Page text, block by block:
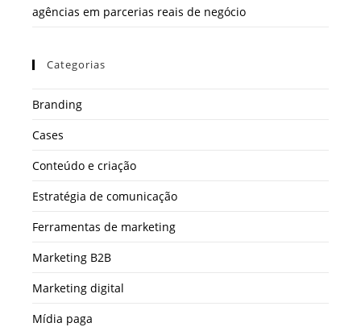
agências em parcerias reais de negócio
Categorias
Branding
Cases
Conteúdo e criação
Estratégia de comunicação
Ferramentas de marketing
Marketing B2B
Marketing digital
Mídia paga